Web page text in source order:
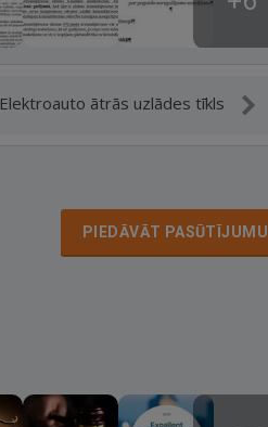
Elektroauto ātrās uzlādes tīkls
PIEDĀVĀT PASŪTĪJUMU